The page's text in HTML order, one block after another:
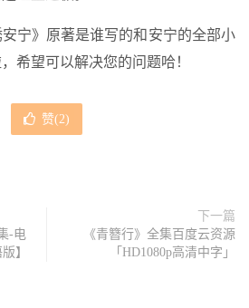
宁》原著是谁写的和安宁的全部小
希望可以解决您的问题哈！
赞(2)
-电
】
下一篇
《青簪行》全集百度云资源
「HD1080p高清中字」